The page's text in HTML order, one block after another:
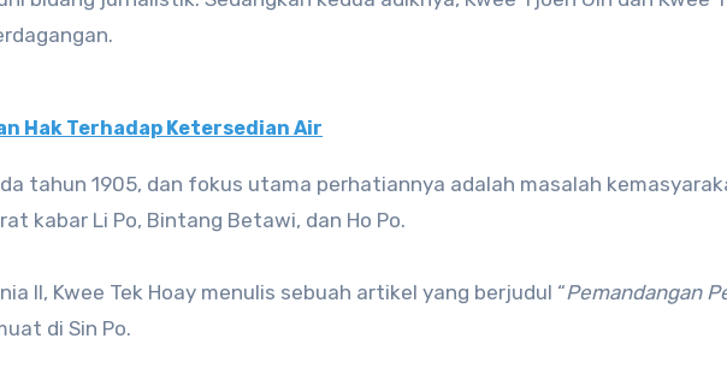
Hak Terhadap Ketersedian Air
tahun 1905, dan fokus utama perhatiannya adalah masalah
kabar Li Po, Bintang Betawi, dan Ho Po.
II, Kwee Tek Hoay menulis sebuah artikel yang berjudul “Pemandangan
di Sin Po.